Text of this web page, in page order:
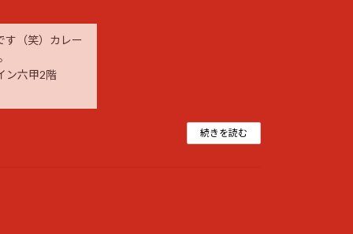
（笑）カレー
ン六甲2階
続きを読む